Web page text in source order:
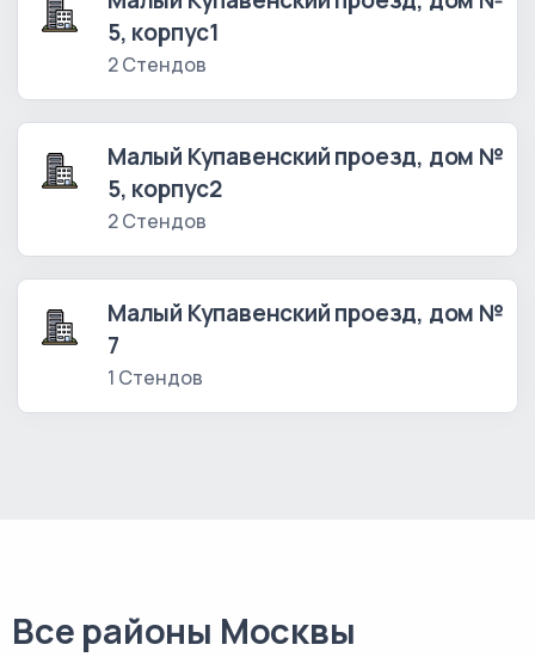
5, корпус1
2 Стендов
Малый Купавенский проезд, дом №
5, корпус2
2 Стендов
Малый Купавенский проезд, дом №
7
1 Стендов
Все районы Москвы